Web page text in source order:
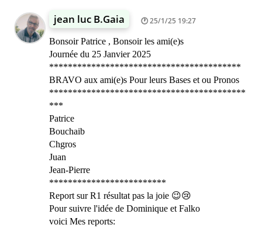
jean luc B.Gaia 25/1/25 19:27
Bonsoir Patrice , Bonsoir les ami(e)s
Journée du 25 Janvier 2025
*****************************************
BRAVO aux ami(e)s Pour leurs Bases et ou Pronos
******************************************
***
Patrice
Bouchaib
Chgros
Juan
Jean-Pierre
*************************
Report sur R1 résultat pas la joie 😉😢
Pour suivre l'idée de Dominique et Falko
voici Mes reports: